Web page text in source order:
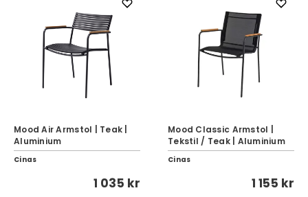
Mood Air Armstol | Teak |
Aluminium
Cinas
1 035 kr
Mood Classic Armstol |
Tekstil / Teak | Aluminium
Cinas
1 155 kr